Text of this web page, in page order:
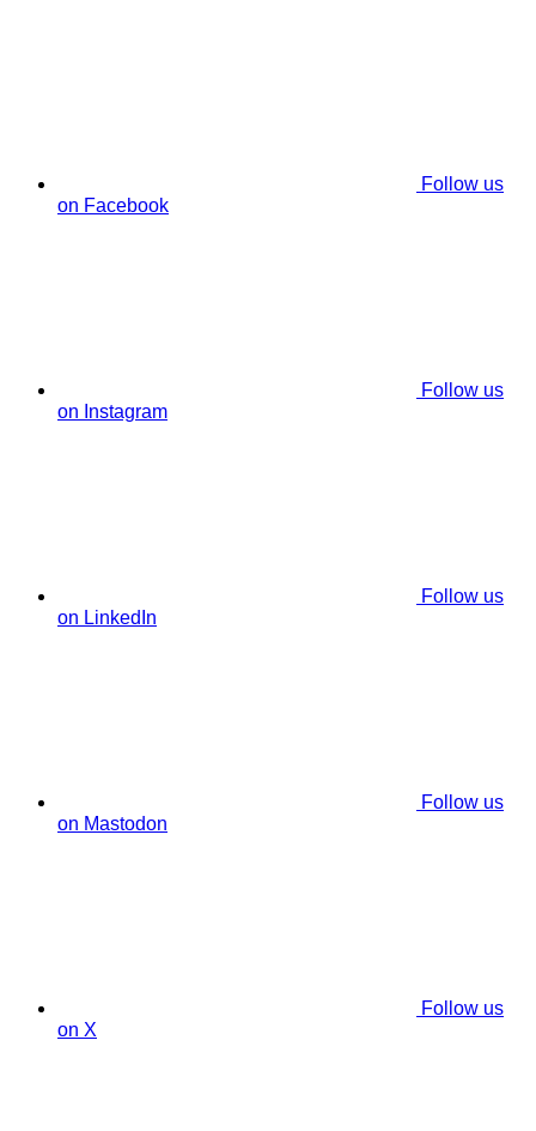
Follow us
on Facebook
Follow us
on Instagram
Follow us
on LinkedIn
Follow us
on Mastodon
Follow us
on X